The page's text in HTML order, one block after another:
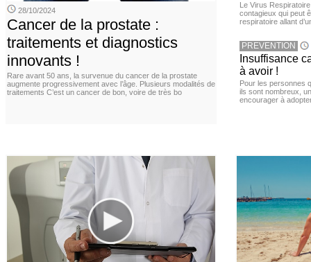
28/10/2024
Cancer de la prostate :
traitements et diagnostics
innovants !
Rare avant 50 ans, la survenue du cancer de la prostate
augmente progressivement avec l’âge. Plusieurs modalités de
traitements C’est un cancer de bon, voire de très bo
Le Virus
contagieux qui peut
respiratoire allant
PREVENTION
Insuffisance
à avoir !
Pour les personnes
ils sont nombreux,
encourager à